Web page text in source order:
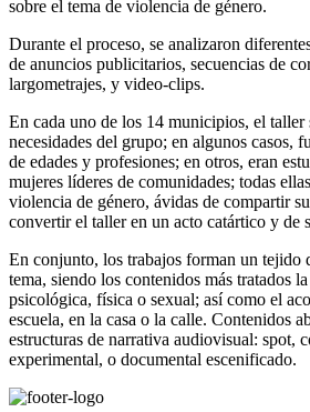
sobre el tema de violencia de género.
Durante el proceso, se analizaron
de anuncios publicitarios, secuencias de
largometrajes, y video-clips.
En cada uno de los 14 municipios, el taller
necesidades del grupo; en algunos casos,
de edades y profesiones; en otros, eran
mujeres líderes de comunidades; todas
violencia de género, ávidas de compartir
convertir el taller en un acto catártico y de
En conjunto, los trabajos forman un tejido
tema, siendo los contenidos más tratados
psicológica, física o sexual; así como el
escuela, en la casa o la calle. Contenidos
estructuras de narrativa audiovisual: spot,
experimental, o documental escenificado.